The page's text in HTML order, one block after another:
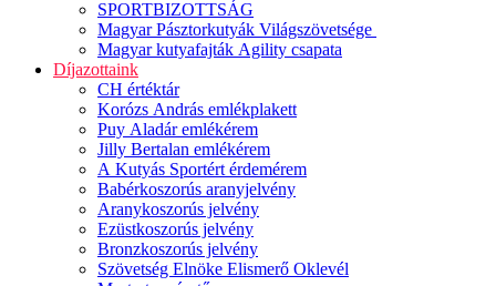
SPORTBIZOTTSÁG
Magyar Pásztorkutyák Világszövetsége
Magyar kutyafajták Agility csapata
Díjazottaink
CH értéktár
Korózs András emlékplakett
Puy Aladár emlékérem
Jilly Bertalan emlékérem
A Kutyás Sportért érdemérem
Babérkoszorús aranyjelvény
Aranykoszorús jelvény
Ezüstkoszorús jelvény
Bronzkoszorús jelvény
Szövetség Elnöke Elismerő Oklevél